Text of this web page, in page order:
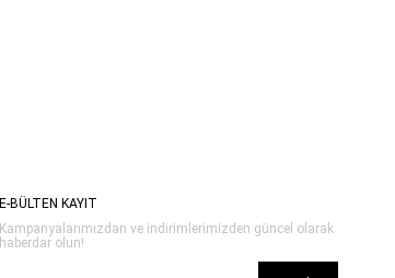
E-BÜLTEN KAYIT
Kampanyalarımızdan ve indirimlerimizden güncel olarak
haberdar olun!